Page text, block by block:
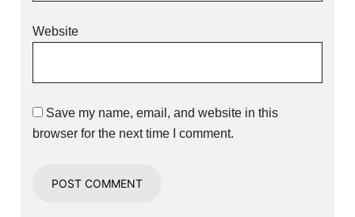
Website
Save my name, email, and website in this
browser for the next time I comment.